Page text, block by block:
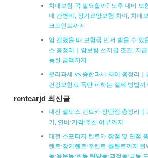
치매보험 꼭 필요할까? 노후 대비 보
매 간병비, 장기요양보험 차이, 치매
크포인트까지
암 걸렸을 때 보험금 먼저 받을 수 있
스 총정리｜암보험 선지급 조건, 지
능한 금액까지
분리과세 vs 종합과세 차이 총정리
건강보험료 폭탄 피하는 절세 방법까
rentcarjd 최신글
대전 셀토스 렌트카 장단점 총정리 |
기, 연비·가격·추천 여부까지
대전 스포티지 렌트카 장점 및 단점
렌트·장기렌트·주렌트·월렌트까지
동·용문동·변동·탄방동·괴정동·궁동·